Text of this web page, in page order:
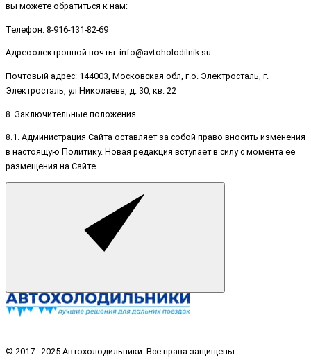
вы можете обратиться к нам:
Телефон: 8-916-131-82-69
Адрес электронной почты: info@avtoholodilnik.su
Почтовый адрес: 144003, Московская обл, г.о. Электросталь, г.
Электросталь, ул Николаева, д. 30, кв. 22
8. Заключительные положения
8.1. Администрация Сайта оставляет за собой право вносить изменения
в настоящую Политику. Новая редакция вступает в силу с момента ее
размещения на Сайте.
© 2017 - 2025 Автохолодильники. Все права защищены.